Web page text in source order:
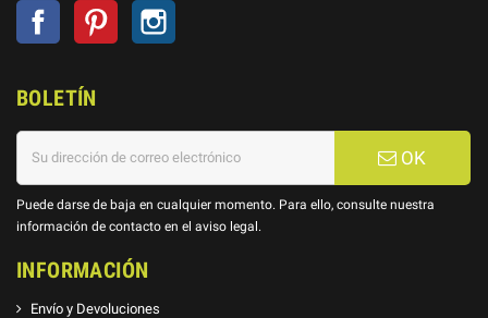
Facebook Pinterest
BOLETÍN
OK
Puede darse de baja en cualquier momento. Para ello, consulte nuestra
información de contacto en el aviso legal.
INFORMACIÓN
Envío y Devoluciones